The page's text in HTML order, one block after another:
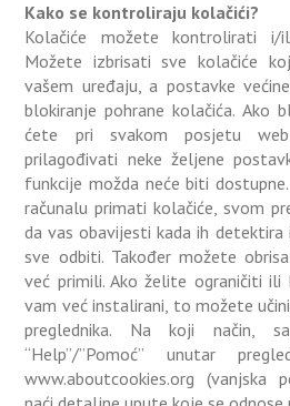
Kako se kontroliraju kolačići?
Kolačiće možete kontrolirati i/
Možete izbrisati sve kolačiće
vašem uređaju, a postavke
blokiranje pohrane kolačića. Ako
ćete pri svakom posjetu
prilagođivati neke željene
funkcije možda neće biti
računalu primati kolačiće, svom
da vas obavijesti kada ih
sve odbiti. Također možete
već primili. Ako želite ograničiti
vam već instalirani, to možete
preglednika. Na koji način,
“Help”/”Pomoć” unutar
www.aboutcookies.org (vanjska